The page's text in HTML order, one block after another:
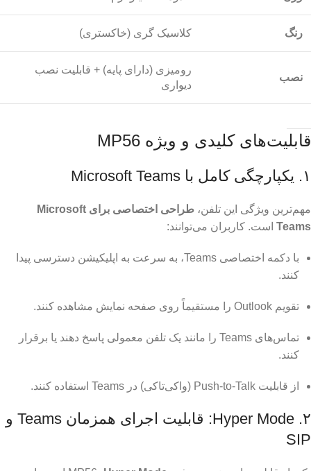
رنگ کلاسیک گری (خاکستری)
نصب
رومیزی (دارای پایه) + قابلیت نصب
دیواری
قابلیت‌های کلیدی و ویژه MP56
۱. یکپارچگی کامل با Microsoft Teams
مهم‌ترین ویژگی این تلفن،
طراحی اختصاصی برای Microsoft
Teams است. کاربران می‌توانند:
با دکمه اختصاصی Teams، به سرعت به اپلیکیشن دسترسی پیدا
کنند.
تقویم Outlook را مستقیماً روی صفحه نمایش مشاهده کنند.
تماس‌های Teams را مانند یک تلفن معمولی پاسخ دهند یا برقرار
کنند.
از قابلیت Push-to-Talk (واکی‌تاکی) در Teams استفاده کنند.
۲. Hyper Mode: قابلیت اجرای همزمان Teams و
SIP